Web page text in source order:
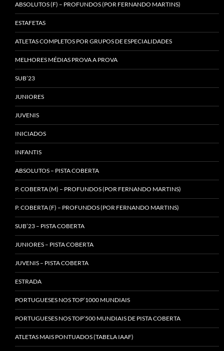
ABSOLUTOS (F) – PROFUNDOS (POR FERNANDO MARTINS)
ESTAFETAS
ATLETAS COMPLETOS POR GRUPOS DE ESPECIALIDADES
MELHORES MÉDIAS PROVA A PROVA
SUB’23
JUNIORES
JUVENIS
INICIADOS
INFANTIS
ABSOLUTOS – PISTA COBERTA
P. COBERTA (M) – PROFUNDOS (POR FERNANDO MARTINS)
P. COBERTA (F) – PROFUNDOS (POR FERNANDO MARTINS)
SUB’23 – PISTA COBERTA
JUNIORES – PISTA COBERTA
JUVENIS – PISTA COBERTA
ESTRADA
PORTUGUESES NOS TOP’1000 MUNDIAIS
PORTUGUESES NOS TOP’500 MUNDIAIS DE PISTA COBERTA
ATLETAS MAIS PONTUADOS (TABELA IAAF)